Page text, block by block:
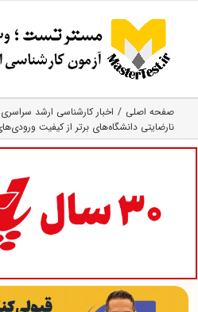
content
صفحه اصلی
اخبار کارشناسی ارشد سراسری
نارضایتی دانشگاه‌های برتر از کیفیت